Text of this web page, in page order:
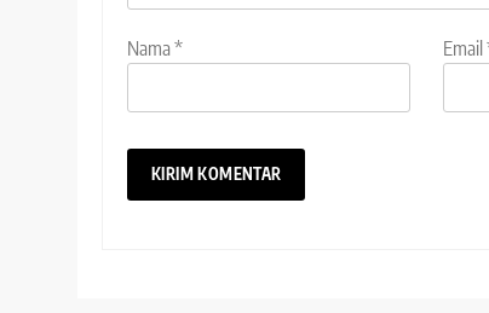
Nama* Email